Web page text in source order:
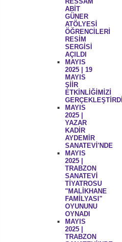
ABİT
GÜNER
ATÖLYESİ
ÖĞRENCİLERİ
RESİM
SERGİSİ
AÇILDI
MAYIS
2025 | 19
MAYIS
ŞİİR
ETKİNLİĞİMİZİ
MAYIS
2025 |
YAZAR
KADİR
AYDEMİR
SANATEVİ'NDE
MAYIS
2025 |
TRABZON
SANATEVİ
TİYATROSU
"MALİKHANE
FAMİLYASI"
OYUNUNU
OYNADI
MAYIS
2025 |
TRABZON